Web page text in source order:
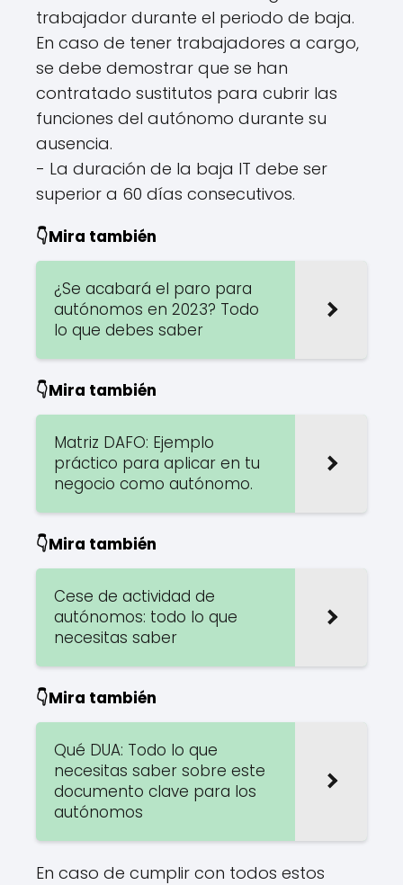
trabajador durante el periodo de baja.
En caso de tener trabajadores a cargo,
se debe demostrar que se han
contratado sustitutos para cubrir las
funciones del autónomo durante su
ausencia.
- La duración de la baja IT debe ser
superior a 60 días consecutivos.
👇Mira también
¿Se acabará el paro para
autónomos en 2023? Todo
lo que debes saber
👇Mira también
Matriz DAFO: Ejemplo
práctico para aplicar en tu
negocio como autónomo.
👇Mira también
Cese de actividad de
autónomos: todo lo que
necesitas saber
👇Mira también
Qué DUA: Todo lo que
necesitas saber sobre este
documento clave para los
autónomos
En caso de cumplir con todos estos